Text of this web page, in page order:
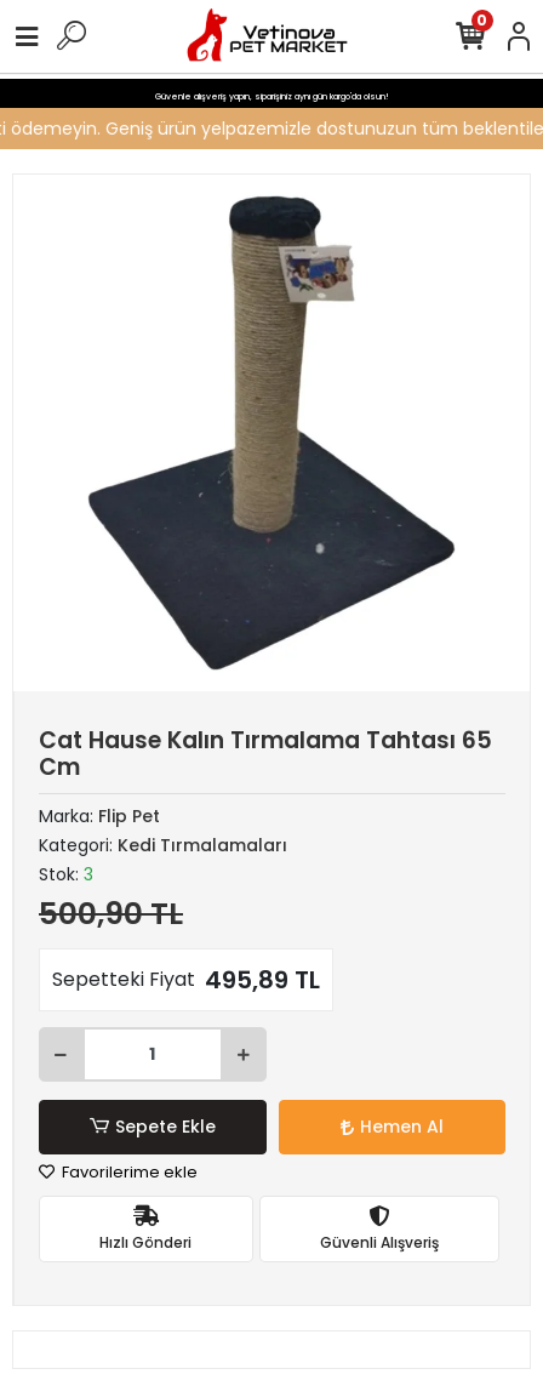
Güvenle alışveriş yapın, siparişiniz aynı gün kargo'da olsun!
Geniş ürün yelpazemizle dostunuzun tüm
0
Cat Hause Kalın Tırmalama Tahtası 65
Cm
Marka: Flip Pet
Kategori: Kedi Tırmalamaları
Stok: 3
500,90 TL
Sepetteki Fiyat 495,89 TL
Sepete Ekle Hemen Al
Favorilerime ekle
Hızlı Gönderi Güvenli Alışveriş